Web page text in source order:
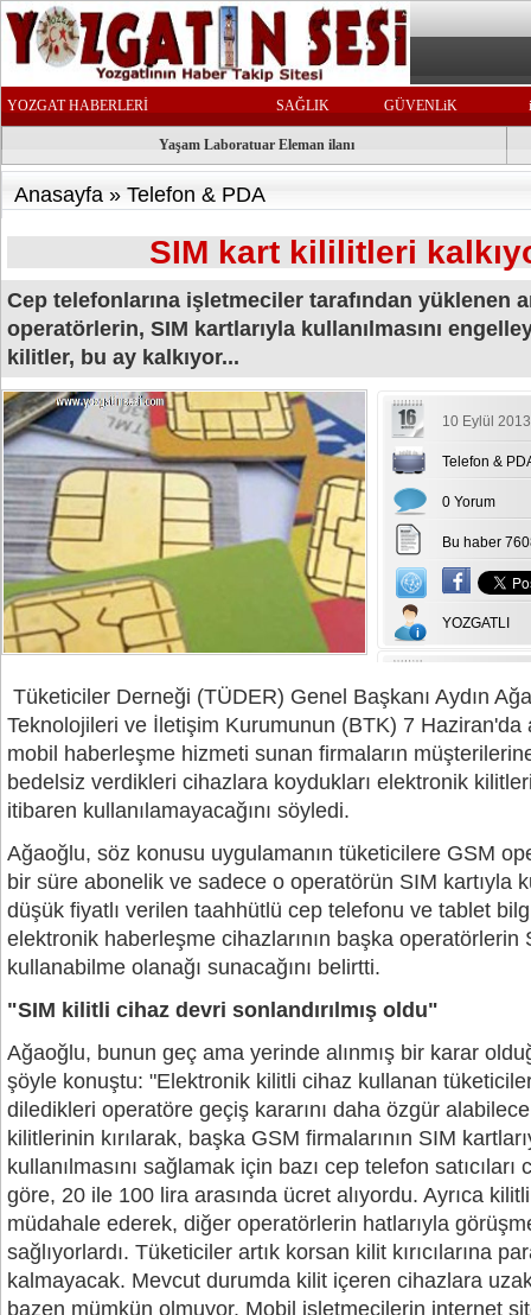
YOZGAT HABERLERİ SAĞLIK GÜVENLiK
Yaşam Laboratuar Eleman ilanı
Anasayfa » Telefon & PDA
SIM kart kililitleri
Cep telefonlarına işletmeciler tarafından yüklenen
operatörlerin, SIM kartlarıyla kullanılmasını
kilitler, bu ay kalkıyor...
10 Eylül
Telefon &
0 Yorum
Bu haber
YOZGATLI
Tüketiciler Derneği (TÜDER) Genel Başkanı Aydın
Teknolojileri ve İletişim Kurumunun (BTK) 7 Haziran'da
mobil haberleşme hizmeti sunan firmaların
bedelsiz verdikleri cihazlara koydukları elektronik
itibaren kullanılamayacağını söyledi.
Ağaoğlu, söz konusu uygulamanın tüketicilere GSM
bir süre abonelik ve sadece o operatörün SIM kartıyla
düşük fiyatlı verilen taahhütlü cep telefonu ve tablet
elektronik haberleşme cihazlarının başka operatörlerin
kullanabilme olanağı sunacağını belirtti.
"SIM kilitli cihaz devri sonlandırılmış oldu"
Ağaoğlu, bunun geç ama yerinde alınmış bir karar
şöyle konuştu: "Elektronik kilitli cihaz kullanan
diledikleri operatöre geçiş kararını daha özgür
kilitlerinin kırılarak, başka GSM firmalarının SIM
kullanılmasını sağlamak için bazı cep telefon satıcıları
göre, 20 ile 100 lira arasında ücret alıyordu. Ayrıca
müdahale ederek, diğer operatörlerin hatlarıyla
sağlıyorlardı. Tüketiciler artık korsan kilit kırıcılarına
kalmayacak. Mevcut durumda kilit içeren cihazlara
bazen mümkün olmuyor. Mobil işletmecilerin internet